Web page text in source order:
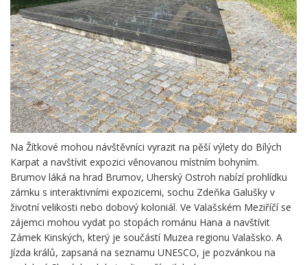
Na Žítkové mohou návštěvníci vyrazit na pěší výlety do Bílých
Karpat a navštívit expozici věnovanou místním bohyním.
Brumov láká na hrad Brumov, Uherský Ostroh nabízí prohlídku
zámku s interaktivními expozicemi, sochu Zdeňka Galušky v
životní velikosti nebo dobový koloniál. Ve Valašském Meziříčí se
zájemci mohou vydat po stopách románu Hana a navštívit
Zámek Kinských, který je součástí Muzea regionu Valašsko. A
Jízda králů, zapsaná na seznamu UNESCO, je pozvánkou na